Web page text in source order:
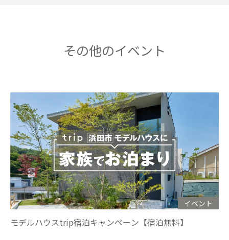
その他のイベント
イベント
モデルハウスtrip宿泊キャンペーン【宿泊無料】